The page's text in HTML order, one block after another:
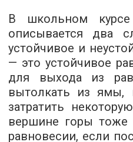
В школьном
описывается два
устойчивое и
— это устойчивое
для выхода из
вытолкать из ямы,
затратить
вершине горы тоже
равновесии, если